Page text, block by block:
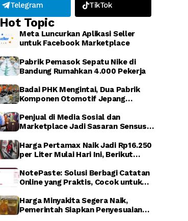
Telegram TikTok
Hot Topic
Meta Luncurkan Aplikasi Seller
untuk Facebook Marketplace
Pabrik Pemasok Sepatu Nike di
Bandung Rumahkan 4.000 Pekerja
Badai PHK Mengintai, Dua Pabrik
Komponen Otomotif Jepang
Penjual di Media Sosial dan
Marketplace Jadi Sasaran Sensus
Harga Pertamax Naik Jadi Rp16.250
per Liter Mulai Hari Ini, Berikut
NotePaste: Solusi Berbagi Catatan
Online yang Praktis, Cocok untuk
Harga Minyakita Segera Naik,
Pemerintah Siapkan Penyesuaian